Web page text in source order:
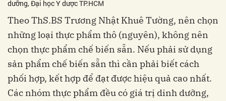
dưỡng, Đại học Y dược TP.HCM
Theo ThS.BS Trương Nhật Khuê Tường, nên chọn
những loại thực phẩm thô (nguyên), không nên
chọn thực phẩm chế biến sẵn. Nếu phải sử dụng
sản phẩm chế biến sẵn thì cần phải biết cách
phối hợp, kết hợp để đạt được hiệu quả cao nhất.
Các nhóm thực phẩm đều có giá trị dinh dưỡng,